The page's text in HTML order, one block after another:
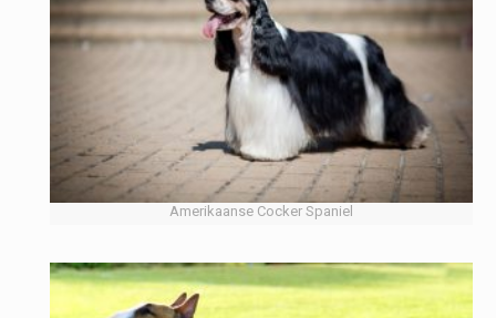
Amerikaanse Cocker Spaniel